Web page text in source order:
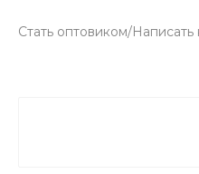
Стать оптовиком/Написать